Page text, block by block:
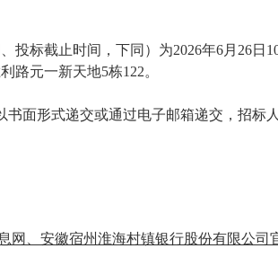
投标截止时间，下同）为2026年6月 26日 1
路元一新天地5栋122。
书面形式递交或通过电子邮箱递交 ，招标
网、安徽宿州淮海村镇银行股份有限公司